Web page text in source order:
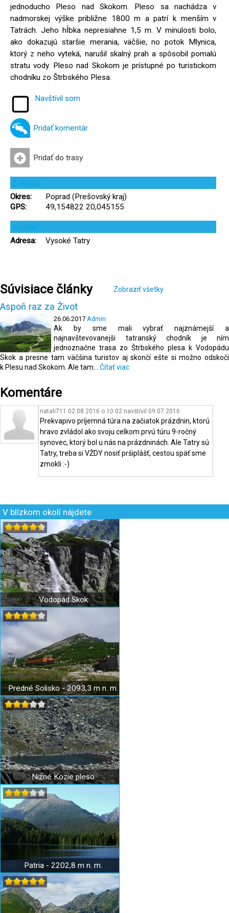
jednoducho Pleso nad Skokom. Pleso sa nachádza v
nadmorskej výške približne 1800 m a patrí k menším v
Tatrách. Jeho hĺbka nepresiahne 1,5 m. V minulosti bolo,
ako dokazujú staršie merania, väčšie, no potok Mlynica,
ktorý z neho vyteká, narušil skalný prah a spôsobil pomalú
stratu vody. Pleso nad Skokom je prístupné po turistickom
chodníku zo Štrbského Plesa.
Navštívil som
Pridať komentár
Pridať do trasy
Lokalita
Okres:
Poprad (Prešovský kraj)
GPS:
49,154822 20,045155
Kontakt
Adresa: Vysoké Tatry
Súvisiace články Zobraziť všetky
Aspoň raz za Život
26.06.2017 Admin
Ak by sme mali vybrať najznámejší a
najnavštevovanejši tatranský chodník je ním
jednoznačne trasa zo Štrbského plesa k Vodopádu
Skok a presne tam väčšina turistov aj skončí ešte si možno odskočí
k Plesu nad Skokom. Ale tam... Čítať viac
Komentáre
natali711 02.08.2016 o 10:02 navštívil 09.07.2016
Prekvapivo príjemná túra na začiatok prázdnin, ktorú
hravo zvládol ako svoju celkom prvú túru 9-ročný
synovec, ktorý bol u nás na prázdninách. Ale Tatry sú
Tatry, treba si VŽDY nosiť pršiplášť, cestou späť sme
zmokli :-)
V blízkom okolí nájdete
Vodopád Skok
Predné Solisko - 2093,3 m n. m.
Nižné Kozie pleso
Patria - 2202,8 m n. m.